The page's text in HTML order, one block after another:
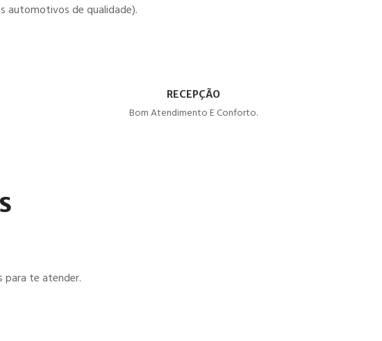
automotivos de qualidade).
RECEPÇÃO
Bom Atendimento E Conforto.
para te atender.